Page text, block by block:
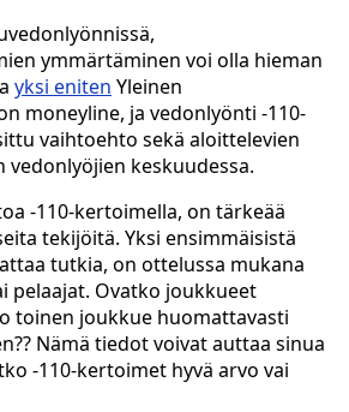
ymmärtäminen voi olla hieman
yksi eniten Yleinen
moneyline, ja vedonlyönti -110-
vaihtoehto sekä aloittelevien
keskuudessa.
-110-kertoimella, on tärkeää
tekijöitä. Yksi ensimmäisistä
tutkia, on ottelussa mukana
pelaajat. Ovatko joukkueet
toinen joukkue huomattavasti
Nämä tiedot voivat auttaa sinua
-110-kertoimet hyvä arvo vai